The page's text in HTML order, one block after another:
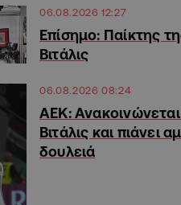
06.08.2026 12:27
Επίσημο: Παίκτης
Βιτάλις
06.08.2026 08:24
ΑΕΚ:
Βιτάλις και πιάνει
δουλειά